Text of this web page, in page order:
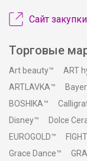
Сайт закупки
Торговые
Art beauty™ ART
ARTLAVKA™
BOSHIKA™
Disney™
Dolce
EUROGOLD™
Grace Dance™